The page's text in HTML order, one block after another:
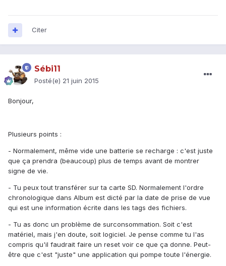
Citer
Sébi11
Posté(e) 21 juin 2015
Bonjour,
Plusieurs points :
- Normalement, même vide une batterie se recharge : c'est juste
que ça prendra (beaucoup) plus de temps avant de montrer
signe de vie.
- Tu peux tout transférer sur ta carte SD. Normalement l'ordre
chronologique dans Album est dicté par la date de prise de vue
qui est une information écrite dans les tags des fichiers.
- Tu as donc un problème de surconsommation. Soit c'est
matériel, mais j'en doute, soit logiciel. Je pense comme tu l'as
compris qu'il faudrait faire un reset voir ce que ça donne. Peut-
être que c'est "juste" une application qui pompe toute l'énergie.